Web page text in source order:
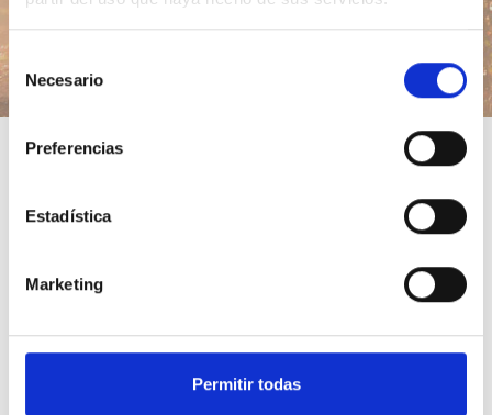
Necesario
Preferencias
Estadística
Marketing
Permitir todas
Curso de Milagros
120 - Mente Uno (21-02-21)